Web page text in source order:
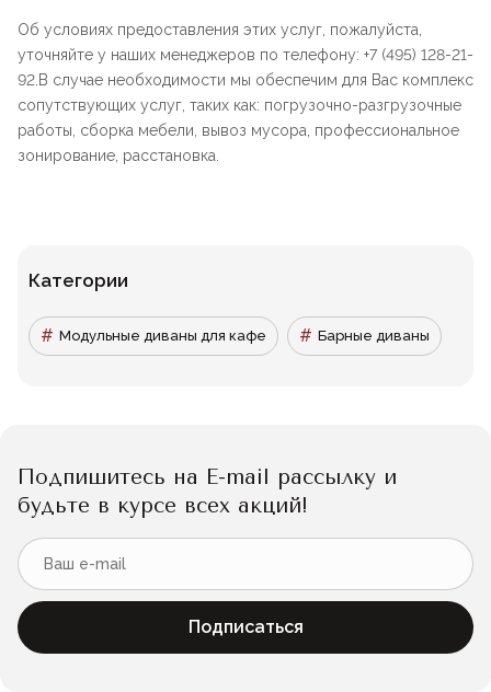
Об условиях предоставления этих услуг, пожалуйста,
уточняйте у наших менеджеров по телефону: +7 (495) 128-21-
92.В случае необходимости мы обеспечим для Вас комплекс
сопутствующих услуг, таких как: погрузочно-разгрузочные
работы, сборка мебели, вывоз мусора, профессиональное
зонирование, расстановка.
Категории
Модульные диваны для кафе Барные диваны
Подпишитесь на E-mail рассылку и
будьте в курсе всех акций!
Подписаться